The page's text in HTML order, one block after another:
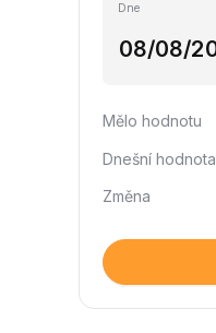
Dne
Mělo hodnotu
Dnešní hodnota
Změna